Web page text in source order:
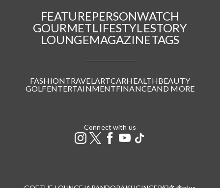
FEATUREPERSONWATCH
GOURMETLIFESTYLESTORY
LOUNGEMAGAZINETAGS
FASHIONTRAVELARTCARHEALTHBEAUTY
GOLFENTERTAINMENTFINANCEAND MORE
Connect with us